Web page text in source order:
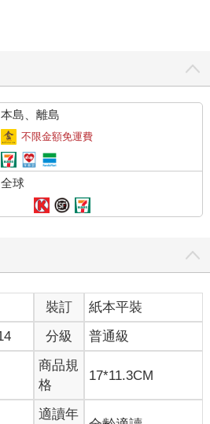
島、離島
不限金額免運費
球
裝訂
紙本平裝
分級 普通級
商品規
格
17*11.3CM
適讀年